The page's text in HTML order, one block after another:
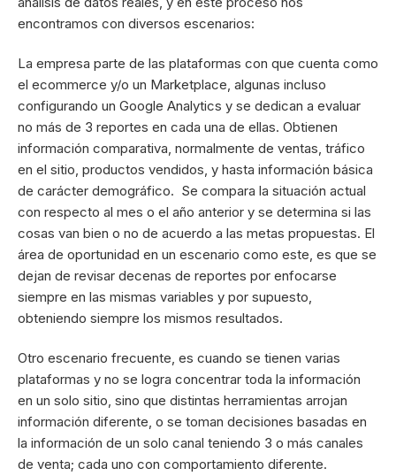
encontramos con diversos escenarios:
La empresa parte de las plataformas con que cuenta como
el ecommerce y/o un Marketplace, algunas incluso
configurando un Google Analytics y se dedican a evaluar
no más de 3 reportes en cada una de ellas. Obtienen
información comparativa, normalmente de ventas, tráfico
en el sitio, productos vendidos, y hasta información básica
de carácter demográfico. Se compara la situación actual
con respecto al mes o el año anterior y se determina si las
cosas van bien o no de acuerdo a las metas propuestas. El
área de oportunidad en un escenario como este, es que se
dejan de revisar decenas de reportes por enfocarse
siempre en las mismas variables y por supuesto,
obteniendo siempre los mismos resultados.
Otro escenario frecuente, es cuando se tienen varias
plataformas y no se logra concentrar toda la información
en un solo sitio, sino que distintas herramientas arrojan
información diferente, o se toman decisiones basadas en
la información de un solo canal teniendo 3 o más canales
de venta; cada uno con comportamiento diferente.